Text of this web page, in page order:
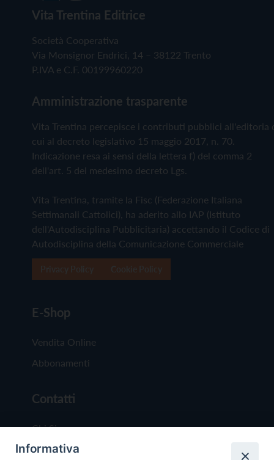
Vita Trentina Editrice
Società Cooperativa
Via Monsignor Endrici, 14 – 38122 Trento
P.IVA e C.F. 00199960220
Amministrazione trasparente
Vita Trentina percepisce i contributi pubblici all'editoria
cui al decreto legislativo 15 maggio 2017, n. 70.
Indicazione resa ai sensi della lettera f) del comma 2
dell'art. 5 del medesimo decreto Lgs.
Vita Trentina, tramite la Fisc (Federazione Italiana
Settimanali Cattolici), ha aderito allo IAP (Istituto
dell'Autodisciplina Pubblicitaria) accettando il Codice di
Autodisciplina della Comunicazione Commerciale
E-Shop
Vendita Online
Abbonamenti
Contatti
Chi Siamo
Redazione
Informativa